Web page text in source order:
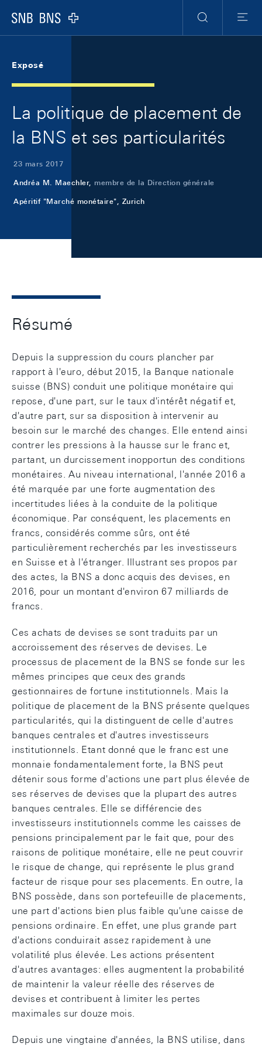
Logo
RechercheMenu
Exposé
La politique de placement de
la BNS et ses particularités
23 mars 2017
Andréa M. Maechler, membre de la Direction générale
Apéritif "Marché monétaire", Zurich
Résumé
Depuis la suppression du cours plancher par
rapport à l'euro, début 2015, la Banque nationale
suisse (BNS) conduit une politique monétaire qui
repose, d'une part, sur le taux d'intérêt négatif et,
d'autre part, sur sa disposition à intervenir au
besoin sur le marché des changes. Elle entend ainsi
contrer les pressions à la hausse sur le franc et,
partant, un durcissement inopportun des conditions
monétaires. Au niveau international, l'année 2016 a
été marquée par une forte augmentation des
incertitudes liées à la conduite de la politique
économique. Par conséquent, les placements en
francs, considérés comme sûrs, ont été
particulièrement recherchés par les investisseurs
en Suisse et à l'étranger. Illustrant ses propos par
des actes, la BNS a donc acquis des devises, en
2016, pour un montant d'environ 67 milliards de
francs.
Ces achats de devises se sont traduits par un
accroissement des réserves de devises. Le
processus de placement de la BNS se fonde sur les
mêmes principes que ceux des grands
gestionnaires de fortune institutionnels. Mais la
politique de placement de la BNS présente quelques
particularités, qui la distinguent de celle d'autres
banques centrales et d'autres investisseurs
institutionnels. Etant donné que le franc est une
monnaie fondamentalement forte, la BNS peut
détenir sous forme d'actions une part plus élevée de
ses réserves de devises que la plupart des autres
banques centrales. Elle se différencie des
investisseurs institutionnels comme les caisses de
pensions principalement par le fait que, pour des
raisons de politique monétaire, elle ne peut couvrir
le risque de change, qui représente le plus grand
facteur de risque pour ses placements. En outre, la
BNS possède, dans son portefeuille de placements,
une part d'actions bien plus faible qu'une caisse de
pensions ordinaire. En effet, une plus grande part
d'actions conduirait assez rapidement à une
volatilité plus élevée. Les actions présentent
d'autres avantages: elles augmentent la probabilité
de maintenir la valeur réelle des réserves de
devises et contribuent à limiter les pertes
maximales sur douze mois.
Depuis une vingtaine d'années, la BNS utilise, dans